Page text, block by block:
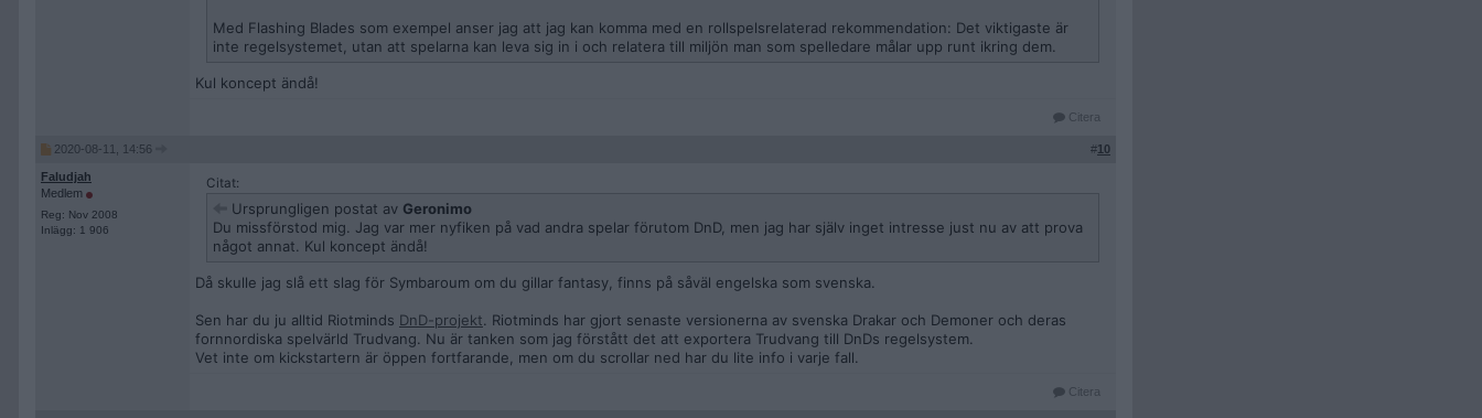
Med Flashing Blades som exempel anser jag att jag kan komma med en rollspelsrelaterad rekommendation: Det viktigaste är
inte regelsystemet, utan att spelarna kan leva sig in i och relatera till miljön man som spelledare målar upp runt ikring dem.
Kul koncept ändå!
Citera
2020-08-11, 14:56 #10
Faludjah
Medlem
Reg: Nov 2008
Inlägg: 1 906
Citat:
Ursprungligen postat av Geronimo
Du missförstod mig. Jag var mer nyfiken på vad andra spelar förutom DnD, men jag har själv inget intresse just nu av att prova
något annat. Kul koncept ändå!
Då skulle jag slå ett slag för Symbaroum om du gillar fantasy, finns på såväl engelska som svenska.
Sen har du ju alltid Riotminds DnD-projekt. Riotminds har gjort senaste versionerna av svenska Drakar och Demoner och deras
fornnordiska spelvärld Trudvang. Nu är tanken som jag förstått det att exportera Trudvang till DnDs regelsystem.
Vet inte om kickstartern är öppen fortfarande, men om du scrollar ned har du lite info i varje fall.
Citera